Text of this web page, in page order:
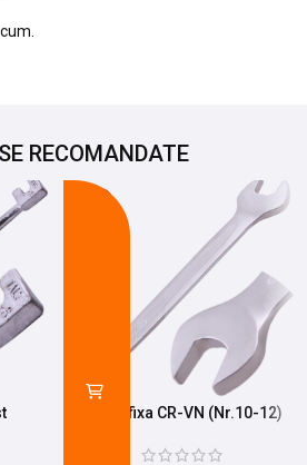
RECOMANDATE
Cheie fixa CR-VN (Nr.10-12)